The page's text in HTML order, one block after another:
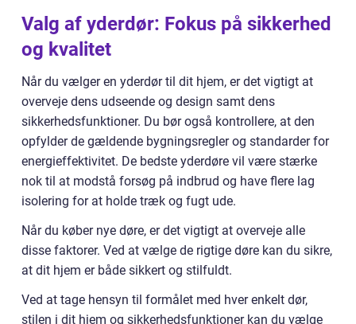
Valg af yderdør: Fokus på sikkerhed
og kvalitet
Når du vælger en yderdør til dit hjem, er det vigtigt at
overveje dens udseende og design samt dens
sikkerhedsfunktioner. Du bør også kontrollere, at den
opfylder de gældende bygningsregler og standarder for
energieffektivitet. De bedste yderdøre vil være stærke
nok til at modstå forsøg på indbrud og have flere lag
isolering for at holde træk og fugt ude.
Når du køber nye døre, er det vigtigt at overveje alle
disse faktorer. Ved at vælge de rigtige døre kan du sikre,
at dit hjem er både sikkert og stilfuldt.
Ved at tage hensyn til formålet med hver enkelt dør,
stilen i dit hjem og sikkerhedsfunktioner kan du vælge